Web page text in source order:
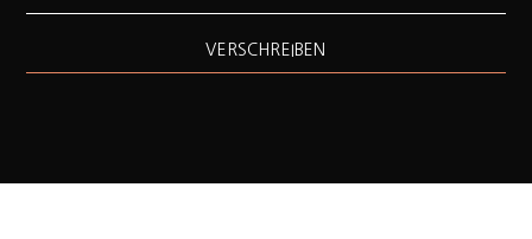
VERSCHREIBEN